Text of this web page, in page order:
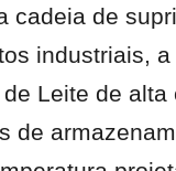
cadeia de
industriais, a
Leite de alta
de